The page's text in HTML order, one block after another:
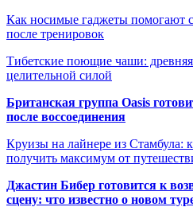
Как носимые гаджеты помогают
после тренировок
Тибетские поющие чаши:
целительной силой
Британская группа Oasis
после воссоединения
Круизы на лайнере из Стамбула:
получить максимум от
Джастин Бибер готовится к
сцену: что известно о новом